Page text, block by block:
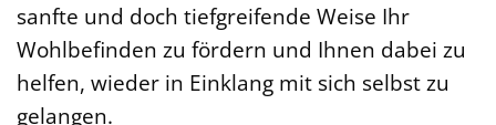
sanfte und doch tiefgreifende Weise Ihr
Wohlbefinden zu fördern und Ihnen dabei zu
helfen, wieder in Einklang mit sich selbst zu
gelangen.